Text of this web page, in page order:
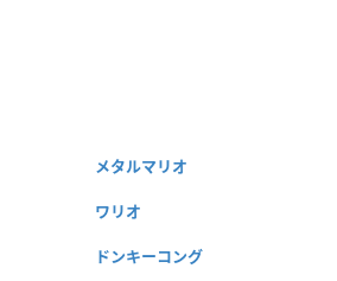
メタルマリオ
ワリオ
ドンキーコング